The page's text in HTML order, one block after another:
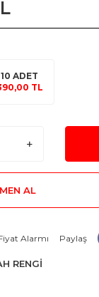
10 ADET
TL
AL
Alarmı Paylaş
RENGİ